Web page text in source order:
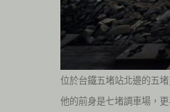
位於台鐵五堵站北邊的五
他的前身是七堵調車場，